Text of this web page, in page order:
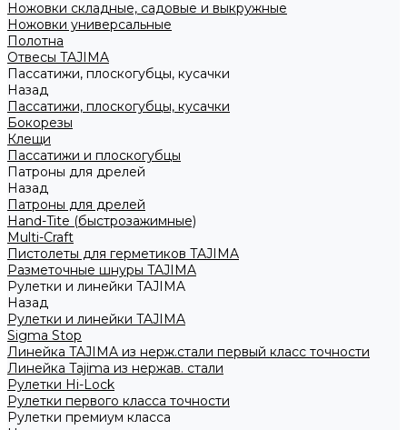
Ножовки складные, садовые и выкружные
Ножовки универсальные
Полотна
Отвесы TAJIMA
Пассатижи, плоскогубцы, кусачки
Назад
Пассатижи, плоскогубцы, кусачки
Бокорезы
Клещи
Пассатижи и плоскогубцы
Патроны для дрелей
Назад
Патроны для дрелей
Hand-Tite (быстрозажимные)
Multi-Craft
Пистолеты для герметиков TAJIMA
Разметочные шнуры TAJIMA
Рулетки и линейки TAJIMA
Назад
Рулетки и линейки TAJIMA
Sigma Stop
Линейка TAJIMA из нерж.стали первый класс точности
Линейка Tajima из нержав. стали
Рулетки Hi-Lock
Рулетки первого класса точности
Рулетки премиум класса